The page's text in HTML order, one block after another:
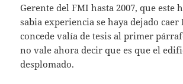
Gerente del FMI hasta 2007, que este
sabia experiencia se haya dejado caer
concede valía de tesis al primer
no vale ahora decir que es que el
desplomado.